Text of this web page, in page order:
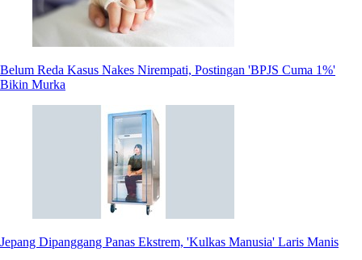
Belum Reda Kasus Nakes Nirempati, Postingan 'BPJS Cuma 1%'
Bikin Murka
Jepang Dipanggang Panas Ekstrem, 'Kulkas Manusia' Laris Manis